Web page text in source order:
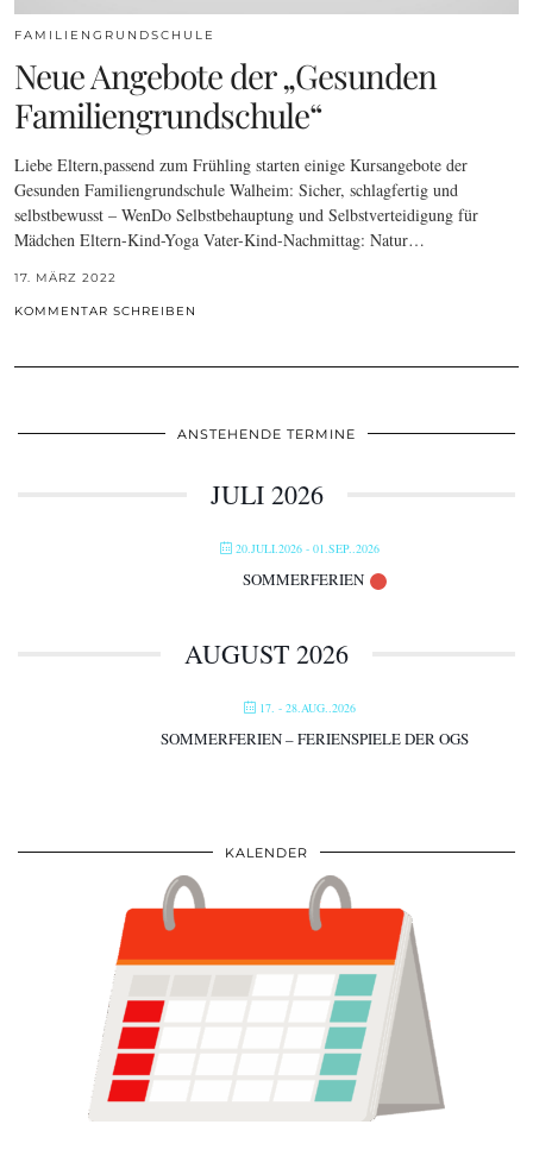
FAMILIENGRUNDSCHULE
Neue Angebote der „Gesunden
Familiengrundschule“
Liebe Eltern,passend zum Frühling starten einige Kursangebote der
Gesunden Familiengrundschule Walheim: Sicher, schlagfertig und
selbstbewusst – WenDo Selbstbehauptung und Selbstverteidigung für
Mädchen Eltern-Kind-Yoga Vater-Kind-Nachmittag: Natur…
17. MÄRZ 2022
KOMMENTAR SCHREIBEN
ANSTEHENDE TERMINE
JULI 2026
20.JULI.2026 - 01.SEP..2026
SOMMERFERIEN
AUGUST 2026
17. - 28.AUG..2026
SOMMERFERIEN – FERIENSPIELE DER OGS
KALENDER